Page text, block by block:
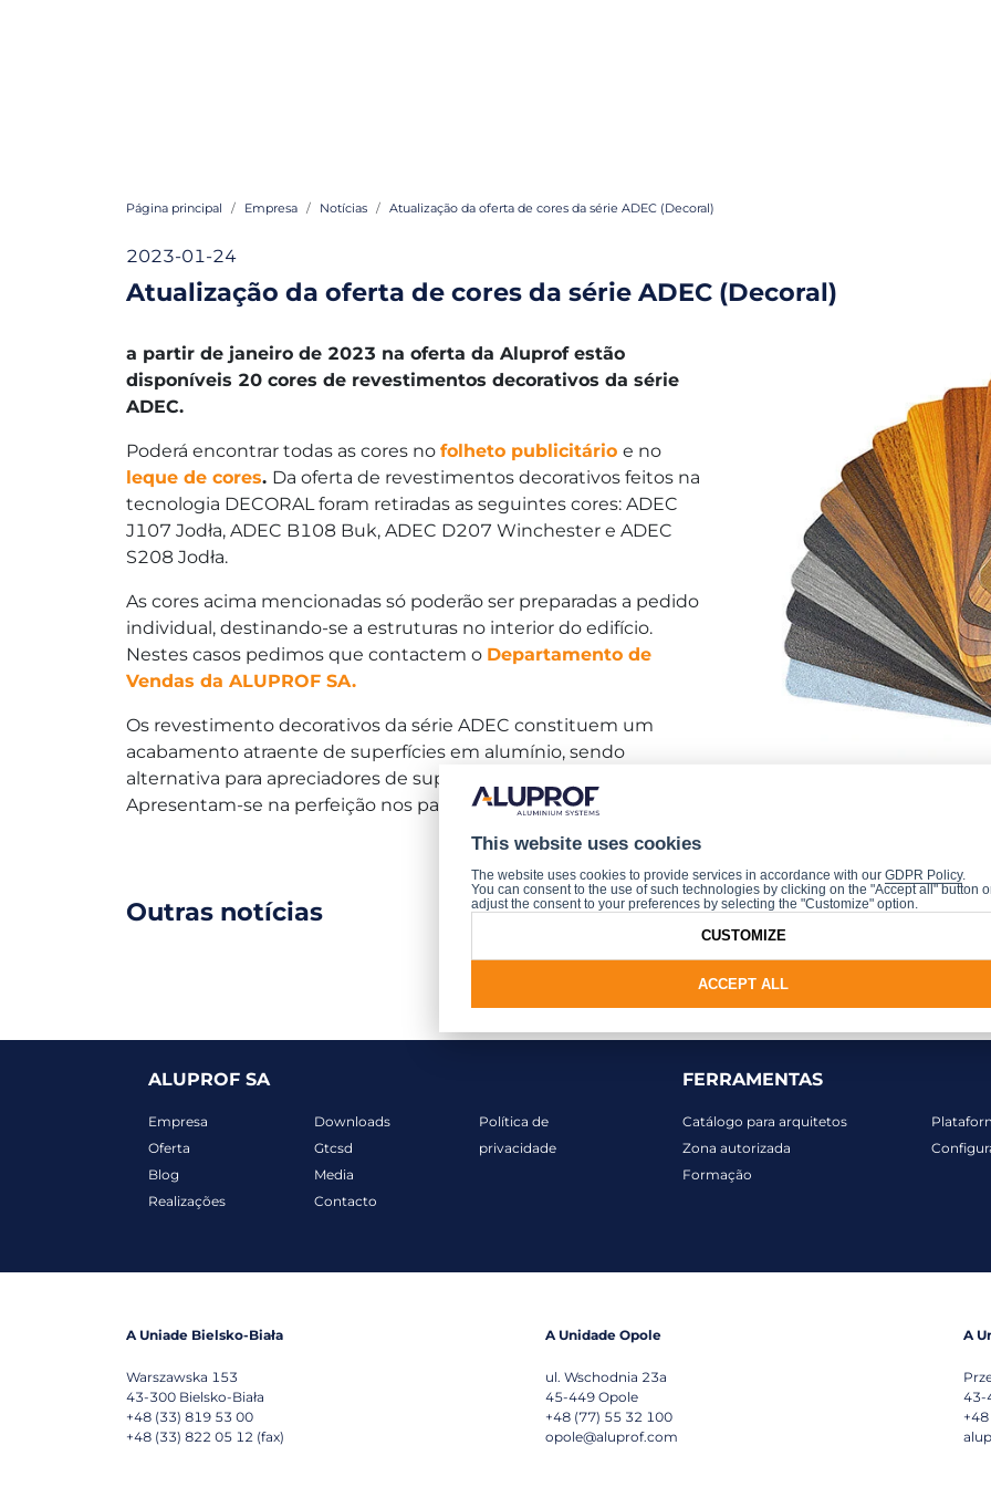
Página principal Empresa Notícias Atualização da oferta de cores da série ADEC (Decoral)
2023-01-24
Atualização da oferta de cores da série ADEC (Decoral)
a partir de janeiro de 2023 na oferta da Aluprof estão
disponíveis 20 cores de revestimentos decorativos da série
ADEC.
Poderá encontrar todas as cores no folheto publicitário e no
leque de cores. Da oferta de revestimentos decorativos feitos na
tecnologia DECORAL foram retiradas as seguintes cores: ADEC
J107 Jodła, ADEC B108 Buk, ADEC D207 Winchester e ADEC
S208 Jodła.
As cores acima mencionadas só poderão ser preparadas a pedido
individual, destinando-se a estruturas no interior do edifício.
Nestes casos pedimos que contactem o Departamento de
Vendas da ALUPROF SA.
Os revestimento decorativos da série ADEC constituem um
acabamento atraente de superfícies em alumínio, sendo
alternativa para apreciadores de superfícies de madeira.
Apresentam-se na perfeição nos painéis das portas de entrada.
Outras notícias
ALUPROF SA
Empresa
Oferta
Blog
Realizações
Downloads
Gtcsd
Media
Contacto
Política de
privacidade
FERRAMENTAS
Catálogo para arquitetos
Zona autorizada
Formação
A Uniade Bielsko-Biała
Warszawska 153
43-300 Bielsko-Biała
+48 (33) 819 53 00
+48 (33) 822 05 12 (fax)
A Unidade Opole
ul. Wschodnia 23a
45-449 Opole
+48 (77) 55 32 100
opole@aluprof.com
A
43-
This website uses cookies
The website uses cookies to provide services in accordance with our GDPR Policy.
You can consent to the use of such technologies by clicking on the "Accept all" button
adjust the consent to your preferences by selecting the "Customize" option.
ACCEPT ALL
CUSTOMIZE